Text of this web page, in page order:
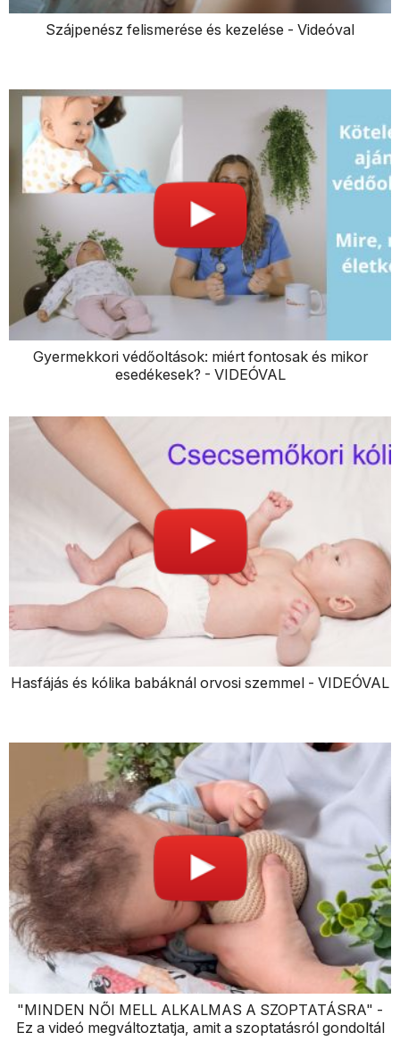
Szájpenész felismerése és kezelése - Videóval
Gyermekkori védőoltások: miért fontosak és mikor
esedékesek? - VIDEÓVAL
Hasfájás és kólika babáknál orvosi szemmel - VIDEÓVAL
"MINDEN NŐI MELL ALKALMAS A SZOPTATÁSRA" -
Ez a videó megváltoztatja, amit a szoptatásról gondoltál